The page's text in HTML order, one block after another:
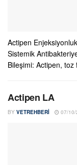
Actipen
Sistemik
Bileşimi: Actipen,
Actipen LA
BY VETREHBERI 07/10/